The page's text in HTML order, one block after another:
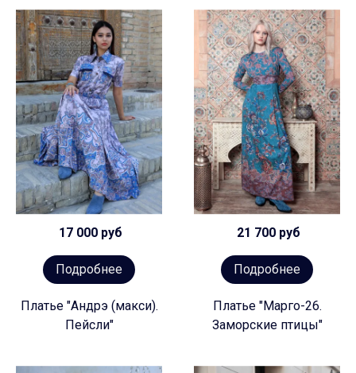
17 000 руб
Подробнее
Платье "Андрэ (макси).
Пейсли"
21 700 руб
Подробнее
Платье "Марго-26.
Заморские птицы"